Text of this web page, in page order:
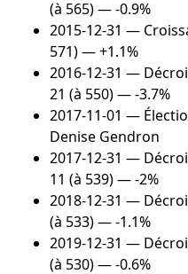
(à 565) — -0.9%
2015-12-31 —
571) — +1.1%
2016-12-31 —
21 (à 550) — -3.7%
2017-11-01 —
Denise Gendron
2017-12-31 —
11 (à 539) — -2%
2018-12-31 —
(à 533) — -1.1%
2019-12-31 —
(à 530) — -0.6%